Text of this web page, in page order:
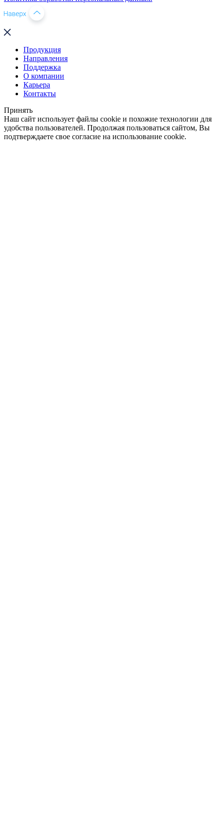
Продукция
Направления
Поддержка
О компании
Карьера
Контакты
Принять
Наш сайт использует файлы cookie и похожие технологии для
удобства пользователей. Продолжая пользоваться сайтом, Вы
подтверждаете свое согласие на использование cookie.